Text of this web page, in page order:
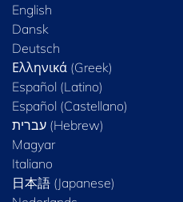
English
Dansk
Deutsch
Ελληνικά (Greek)
Español (Latino)
Español (Castellano)
Magyar
Italiano
日本語 (Japanese)